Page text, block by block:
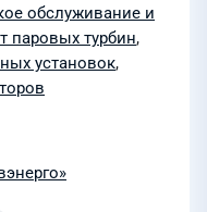
обслуживание и
паровых турбин,
установок,